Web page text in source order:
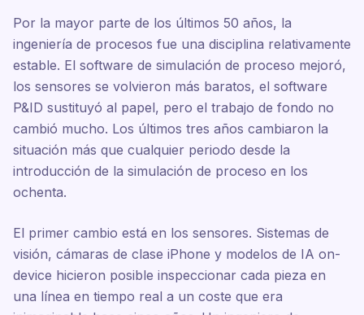
Por la mayor parte de los últimos 50 años, la
ingeniería de procesos fue una disciplina relativamente
estable. El software de simulación de proceso mejoró,
los sensores se volvieron más baratos, el software
P&ID sustituyó al papel, pero el trabajo de fondo no
cambió mucho. Los últimos tres años cambiaron la
situación más que cualquier periodo desde la
introducción de la simulación de proceso en los
ochenta.
El primer cambio está en los sensores. Sistemas de
visión, cámaras de clase iPhone y modelos de IA on-
device hicieron posible inspeccionar cada pieza en
una línea en tiempo real a un coste que era